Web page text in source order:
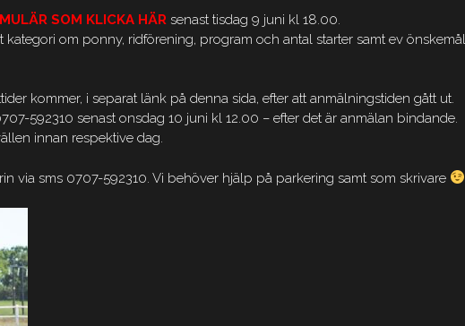
SOM KLICKA HÄR senast tisdag 9 juni kl 18.00.
om ponny, ridförening, program och antal starter samt ev önskemål
kommer, i separat länk på denna sida, efter att anmälningstiden gått ut.
592310 senast onsdag 10 juni kl 12.00 – efter det är anmälan bindande.
innan respektive dag.
via sms 0707-592310. Vi behöver hjälp på parkering samt som skrivare